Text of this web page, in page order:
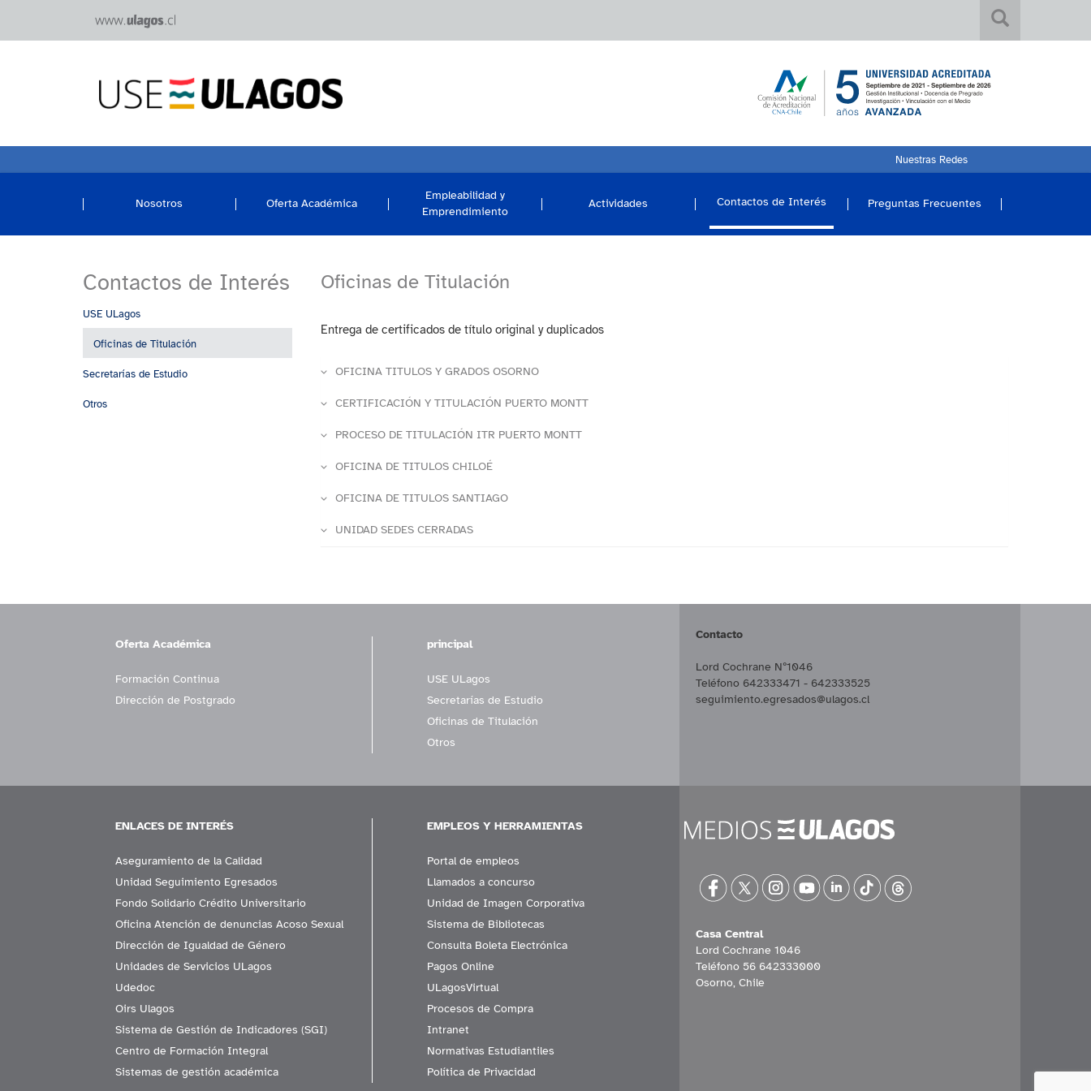
Nuestras Redes
Nosotros Oferta Académica
Empleabilidad y
Emprendimiento
Actividades Contactos de Interés Preguntas Frecuentes
Contactos de Interés
USE ULagos
Oficinas de Titulación
Secretarías de Estudio
Otros
Oficinas de Titulación
Entrega de certificados de título original y duplicados
OFICINA TITULOS Y GRADOS OSORNO
CERTIFICACIÓN Y TITULACIÓN PUERTO MONTT
PROCESO DE TITULACIÓN ITR PUERTO MONTT
OFICINA DE TITULOS CHILOÉ
OFICINA DE TITULOS SANTIAGO
UNIDAD SEDES CERRADAS
Oferta Académica
Formación Continua
Dirección de Postgrado
principal
USE ULagos
Secretarías de Estudio
Oficinas de Titulación
Otros
Contacto
Lord Cochrane Nº1046
Teléfono 642333471 - 642333525
seguimiento.egresados@ulagos.cl
ENLACES DE INTERÉS
Aseguramiento de la Calidad
Unidad Seguimiento Egresados
Fondo Solidario Crédito Universitario
Oficina Atención de denuncias Acoso Sexual
Dirección de Igualdad de Género
Unidades de Servicios ULagos
Udedoc
Oirs Ulagos
Sistema de Gestión de Indicadores (SGI)
Centro de Formación Integral
Sistemas de gestión académica
EMPLEOS Y HERRAMIENTAS
Portal de empleos
Llamados a concurso
Unidad de Imagen Corporativa
Sistema de Bibliotecas
Consulta Boleta Electrónica
Pagos Online
ULagosVirtual
Procesos de Compra
Intranet
Normativas Estudiantiles
Política de Privacidad
Casa Central
Lord Cochrane 1046
Teléfono 56 642333000
Osorno, Chile